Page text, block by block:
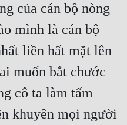
của cán bộ nòng
mình là cán bộ
liền hất mặt lên
muốn bắt chước
cô ta làm tấm
khuyên mọi người